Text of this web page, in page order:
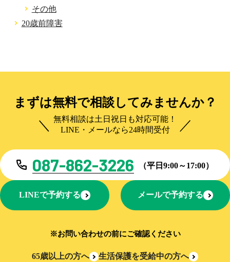
その他
20歳前障害
まずは無料で相談してみませんか？
無料相談は土日祝日も対応可能！
LINE・メールなら24時間受付
087-862-3226 （平日9:00～17:00）
LINEで予約する メールで予約する
※お問い合わせの前にご確認ください
65歳以上の方へ 生活保護を受給中の方へ